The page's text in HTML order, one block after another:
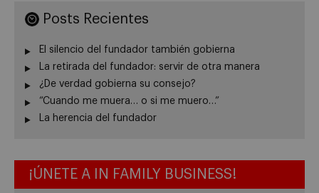
Posts Recientes
El silencio del fundador también gobierna
La retirada del fundador: servir de otra manera
¿De verdad gobierna su consejo?
“Cuando me muera… o si me muero…”
La herencia del fundador
¡ÚNETE A IN FAMILY BUSINESS!